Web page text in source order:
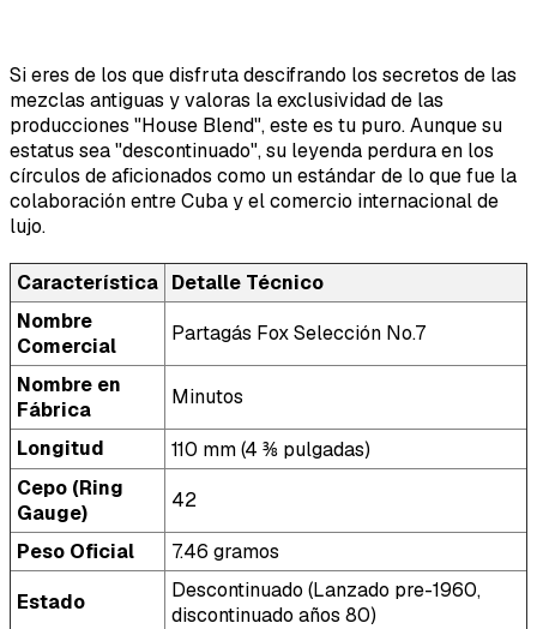
Si eres de los que disfruta descifrando los secretos de las
mezclas antiguas y valoras la exclusividad de las
producciones "House Blend", este es tu puro. Aunque su
estatus sea "descontinuado", su leyenda perdura en los
círculos de aficionados como un estándar de lo que fue la
colaboración entre Cuba y el comercio internacional de
lujo.
Característica Detalle Técnico
Nombre
Comercial
Partagás Fox Selección No.7
Nombre en
Fábrica
Minutos
Longitud
110 mm (4 ⅜ pulgadas)
Cepo (Ring
Gauge)
42
Peso Oficial
7.46 gramos
Estado
Descontinuado (Lanzado pre-1960,
discontinuado años 80)